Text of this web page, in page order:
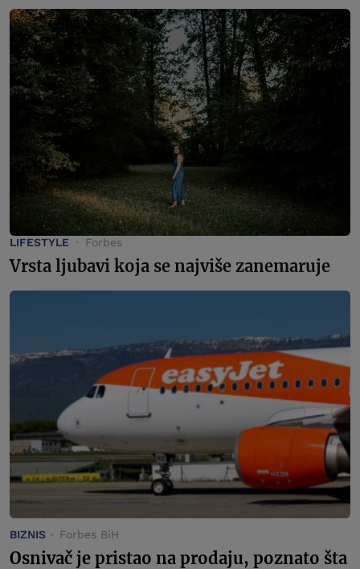
LIFESTYLE Forbes
Vrsta ljubavi koja se najviše zanemaruje
BIZNIS Forbes BiH
Osnivač je pristao na prodaju, poznato šta